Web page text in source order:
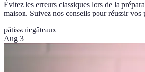
Évitez les erreurs classiques lors de la
maison. Suivez nos conseils pour réussir vos
pâtisseriegâteaux
Aug 3